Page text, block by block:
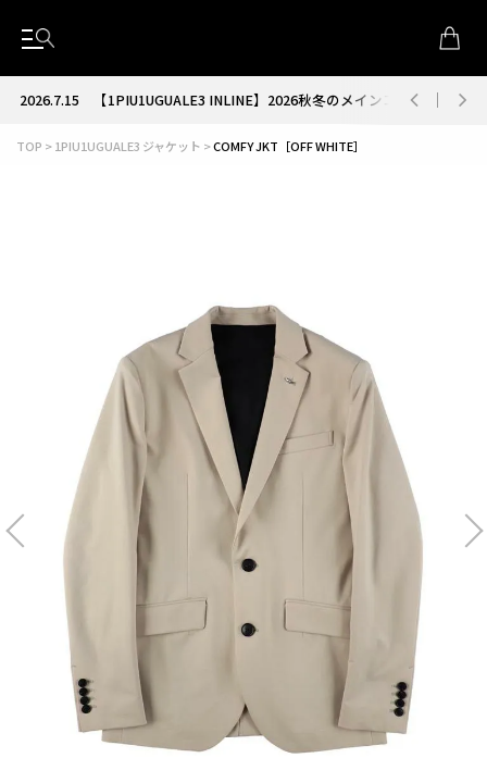
2026.7.15【1PIU1UGUALE3 INLINE】2026秋冬のメインコレクションが
TOP 1PIU1UGUALE3 ジャケット COMFY JKT［OFF WHITE］